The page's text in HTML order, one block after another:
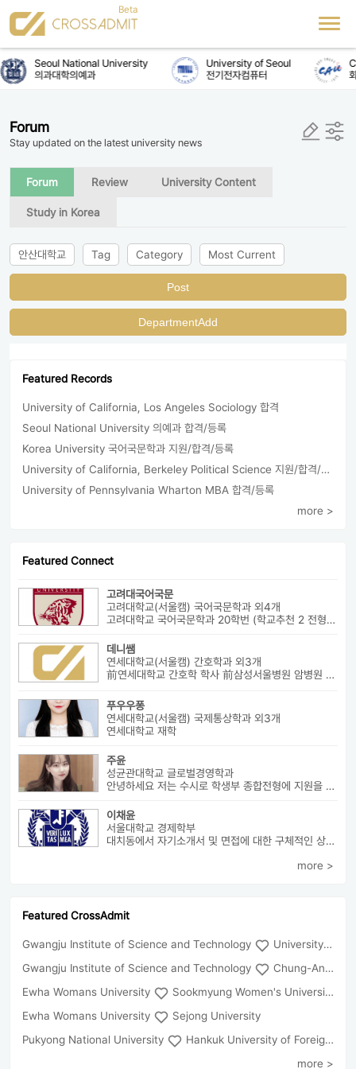
Seoul National University
의과대학의예과
University of Seoul
전기전자컴퓨터
Forum
Stay updated on the latest university news
Forum Review University Content
Study in Korea
안산대학교 Tag Category Most Current
Post
DepartmentAdd
Featured Records
University of California, Los Angeles Sociology 합격
Seoul National University 의예과 합격/등록
Korea University 국어국문학과 지원/합격/등록
University of California, Berkeley Political Science 지원/합격/등록
University of Pennsylvania Wharton MBA 합격/등록
more >
Featured Connect
고려대국어국문
고려대학교(서울캠) 국어국문학과 외4개
고려대학교 국어국문학과 20학번 (학교추천 2 전형, 최초합) 성균관대...
데니쌤
연세대학교(서울캠) 간호학과 외3개
前연세대학교 간호학 학사 前삼성서울병원 암병원 수술실 RN 前대치동...
푸우우퐁
연세대학교(서울캠) 국제통상학과 외3개
연세대학교 재학
주윤
성균관대학교 글로벌경영학과
안녕하세요 저는 수시로 학생부 종합전형에 지원을 해 성균관 대학교 글로...
이채윤
서울대학교 경제학부
대치동에서 자기소개서 및 면접에 대한 구체적인 상담 진행하고 있습니다....
more >
Featured CrossAdmit
Gwangju Institute of Science and Technology
University of Seoul
Gwangju Institute of Science and Technology
Chung-Ang University
Ewha Womans University
Sookmyung Women's University
Ewha Womans University
Sejong University
Pukyong National University
Hankuk University of Foreign Studies(Global Campus
more >